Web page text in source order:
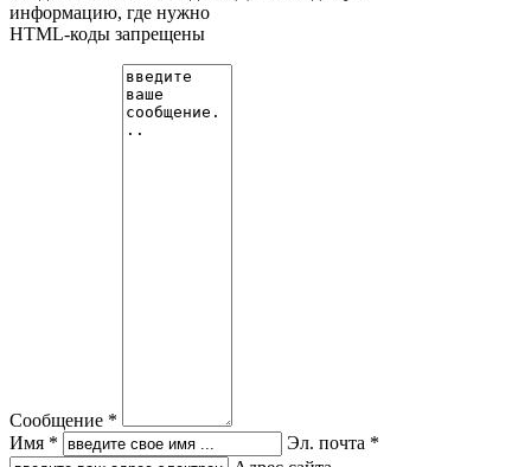
информацию, где нужно
HTML-коды запрещены
Сообщение *
Имя *
Эл. почта *